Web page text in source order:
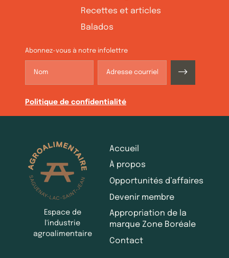
Recettes et articles
Balados
Abonnez-vous à notre infolettre
Politique de confidentialité
Espace de
l'industrie
agroalimentaire
Accueil
À propos
Opportunités d’affaires
Devenir membre
Appropriation de la
marque Zone Boréale
Contact